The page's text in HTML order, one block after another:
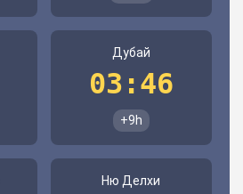
Дубай
03:46
+9h
Ню Делхи